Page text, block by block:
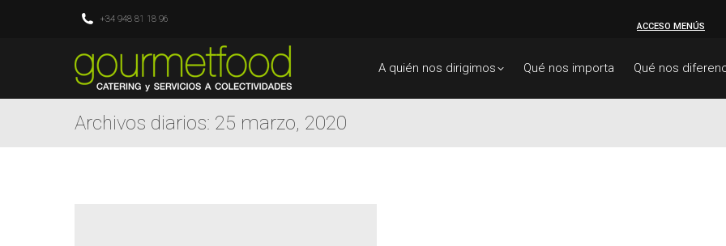
+34 948 81 18 96
ACCESO MENÚS
A quién nos dirigimos Qué nos importa Qué nos
Archivos diarios: 25 marzo, 2020